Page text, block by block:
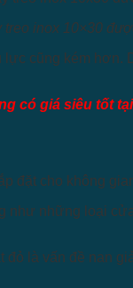
treo inox 10×30
cũng kém
có giá siêu tốt
đặt cho không
như những loại
đỏ là vấn đề nan